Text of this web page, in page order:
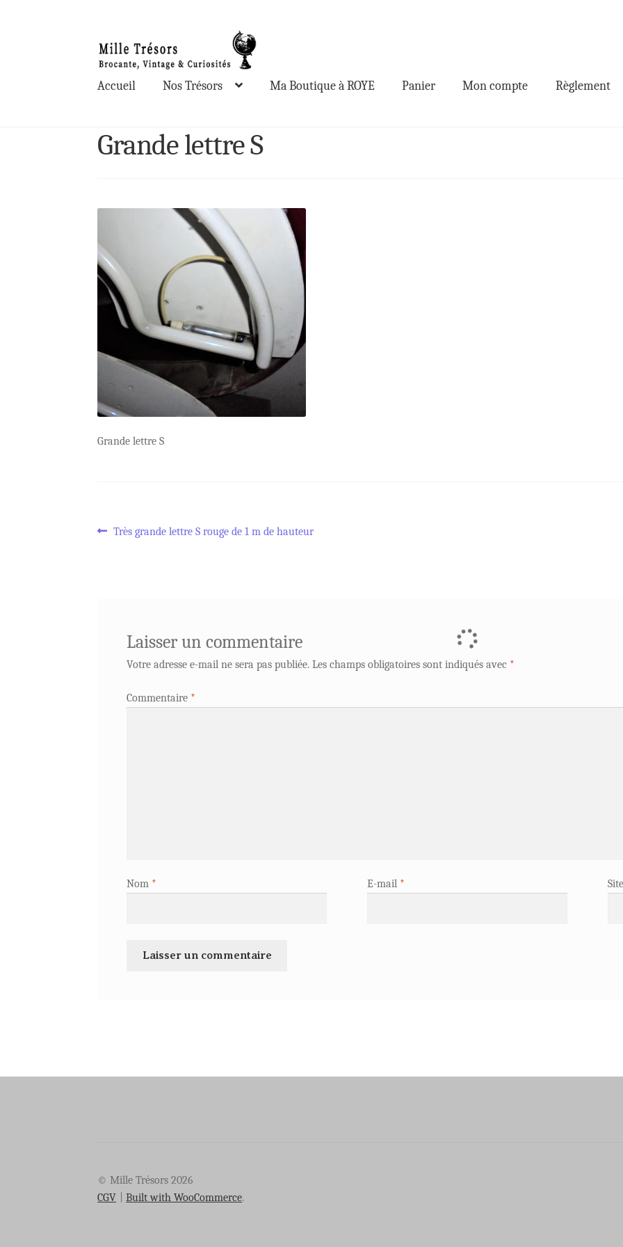
à
la
navigation
au
contenu
Accueil Nos Trésors Ma Boutique à ROYE Panier Mon compte Règlement
Grande lettre S
Grande lettre S
Navigation
Article
Très grande lettre S rouge de 1 m de hauteur
Laisser un commentaire
Votre adresse e-mail ne sera pas publiée. Les champs obligatoires sont indiqués avec *
Commentaire *
Nom * E-mail *
© Mille Trésors 2026
CGV
Built with WooCommerce.